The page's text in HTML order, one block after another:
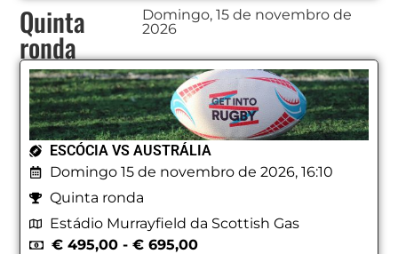
Quinta
ronda
Domingo, 15 de novembro de
2026
ESCÓCIA VS AUSTRÁLIA
Domingo 15 de novembro de 2026, 16:10
Quinta ronda
Estádio Murrayfield da Scottish Gas
€ 495,00 - € 695,00